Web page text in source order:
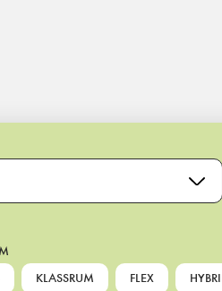
KLASSRUM FLEX